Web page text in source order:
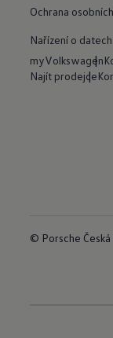
Ochrana
Nařízení o
myVolkswagen
Najít prodejce
© Porsche Česká